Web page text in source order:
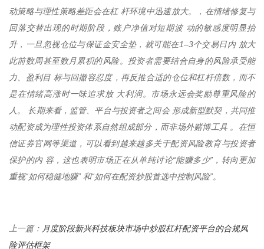
动策略与理性策略差距会在杠 杆环境中迅速放大。，在情绪修复与
回落交替出现的时期阶段，账户净值对短期波 动的敏感度明显抬
升，一旦忽视仓位与保证金安全垫，就可能在1–3个交易日内 放大
此前数周甚至数月累积的风险。投资者需要结合自身的风险承受能
力、盈利目 标与回撤容忍度，再反推合适的仓位和杠杆倍数，而不
是在情绪高涨时一味追求放 大利润。市场永远会奖励尊重风险的
人。 长期来看，监管、平台与投资者之间会 形成新型默契，共同推
动配资成为理性投资体系自然组成部分，而非场外赌博工具 。在恒
信证券官网等渠道，可以看到越来越多关于配资风险教育与投资者
保护的内 容，这也表明市场正在从单纯讨论“能赚多少”，转向更加
重视“如何稳健地赚” 和“如何在配资炒股首选中控制风险”。
上一篇： 月度阶段新兴科技板块市场中炒股杠杆配资平台的合规风
险评估框架